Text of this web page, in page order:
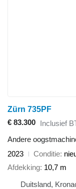
Zürn 735PF
€ 83.300 Inclusief
Andere
2023
Conditie
Afdekking 10,7 m
Duitsland,